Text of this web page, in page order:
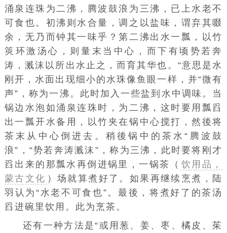
涌泉连珠为二沸，腾波鼓浪为三沸，已上水老不
可食也。初沸则水合量，调之以盐味，谓弃其啜
余，无乃而钟其一味乎？第二沸出水一瓢，以竹
筴环激汤心，则量末当中心，而下有顷势若奔
涛，溅沫以所出水止之，而育其华也。“意思是水
刚开，水面出现细小的水珠像鱼眼一样，并“微有
声”，称为一沸。此时加入一些盐到水中调味。当
锅边水泡如涌泉连珠时，为二沸，这时要用瓢舀
出一瓢开水备用，以竹夹在锅中心搅打，然後将
茶末从中心倒进去。稍後锅中的茶水“腾波鼓
浪”，“势若奔涛溅沫”，称为三沸，此时要将刚才
舀出来的那瓢水再倒进锅里，一锅茶（ 饮用品，
蒙古文化 ）场就算煮好了。如果再继续烹煮，陆
羽认为“水老不可食也”。最後，将煮好了的茶汤
舀进碗里饮用。此为烹茶。
还有一种方法是“或用葱、姜、枣、橘皮、茱